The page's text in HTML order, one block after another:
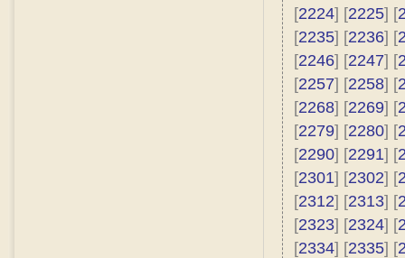
[2224] [2225] [
[2235] [2236] [
[2246] [2247] [
[2257] [2258] [
[2268] [2269] [
[2279] [2280] [
[2290] [2291] [
[2301] [2302] [
[2312] [2313] [
[2323] [2324] [
[2334] [2335] [